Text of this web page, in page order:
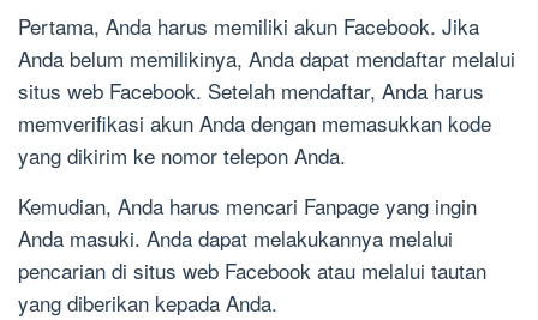
Pertama, Anda harus memiliki akun Facebook. Jika
Anda belum memilikinya, Anda dapat mendaftar melalui
situs web Facebook. Setelah mendaftar, Anda harus
memverifikasi akun Anda dengan memasukkan kode
yang dikirim ke nomor telepon Anda.
Kemudian, Anda harus mencari Fanpage yang ingin
Anda masuki. Anda dapat melakukannya melalui
pencarian di situs web Facebook atau melalui tautan
yang diberikan kepada Anda.